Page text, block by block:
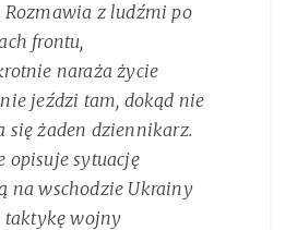
z ludźmi po
frontu,
naraża życie
jeździ tam, dokąd nie
się żaden dziennikarz.
opisuje sytuację
na wschodzie Ukrainy
taktykę wojny